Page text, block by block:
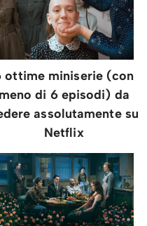
ottime miniserie (con
meno di 6 episodi) da
assolutamente su
Netflix